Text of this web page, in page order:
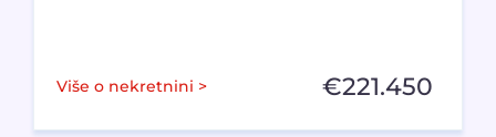
Više o nekretnini > €221.450